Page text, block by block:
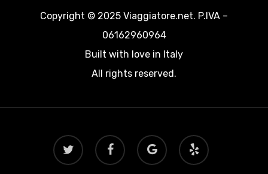
Copyright © 2025 Viaggiatore.net. P.IVA –
06162960964
Built with love in Italy
All rights reserved.
twitter facebook
google-
plus
yelp